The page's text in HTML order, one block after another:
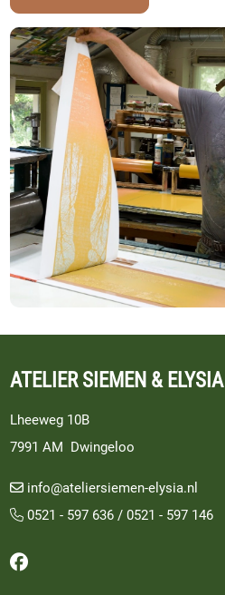
ATELIER SIEMEN & ELYSIA
Lheeweg 10B
7991 AM Dwingeloo
info@ateliersiemen-elysia.nl
0521 - 597 636 /0521 - 597 146
Volg ons op Facebook